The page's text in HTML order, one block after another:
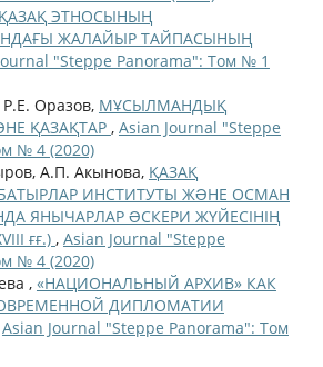
ҚАЗАҚ ЭТНОСЫНЫҢ
ЖАЛАЙЫР ТАЙПАСЫНЫҢ
"Steppe Panorama": Том № 1
Оразов, МҰСЫЛМАНДЫҚ
ҚАЗАҚТАР , Asian Journal "Steppe
№ 4 (2020)
А.П. Акынова, ҚАЗАҚ
ИНСТИТУТЫ ЖƏНЕ ОСМАН
ЯНЫЧАРЛАР ƏСКЕРИ ЖҮЙЕСІНІҢ
ғғ.) , Asian Journal "Steppe
№ 4 (2020)
, «НАЦИОНАЛЬНЫЙ АРХИВ» КАК
ДИПЛОМАТИИ
Asian Journal "Steppe Panorama": Том